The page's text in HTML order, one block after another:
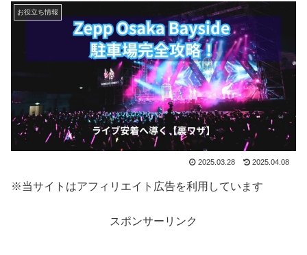
お役立ち情報
2025.03.28 2025.04.08
※当サイトはアフィリエイト広告を利用しています
スポンサーリンク